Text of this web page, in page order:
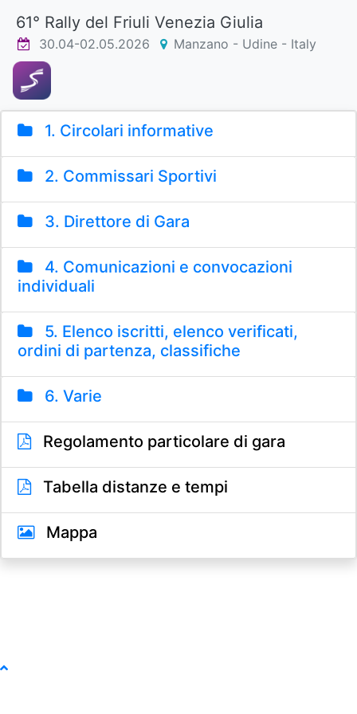
61° Rally del Friuli Venezia Giulia
30.04-02.05.2026 Manzano - Udine - Italy
1. Circolari informative
2. Commissari Sportivi
3. Direttore di Gara
4. Comunicazioni e convocazioni
individuali
5. Elenco iscritti, elenco verificati,
ordini di partenza, classifiche
6. Varie
Regolamento particolare di gara
Tabella distanze e tempi
Mappa